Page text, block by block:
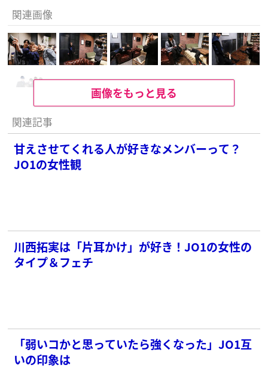
関連画像
画像をもっと見る
関連記事
甘えさせてくれる人が好きなメンバーって？
JO1の女性観
川西拓実は「片耳かけ」が好き！JO1の女性の
タイプ＆フェチ
「弱いコかと思っていたら強くなった」JO1互
いの印象は